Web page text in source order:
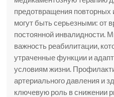
предотвращения повторных
могут быть серьезными: от
постоянной инвалидности.
важность реабилитации,
утраченные функции и
условиям жизни.
артериального давления и
ключевую роль в снижении